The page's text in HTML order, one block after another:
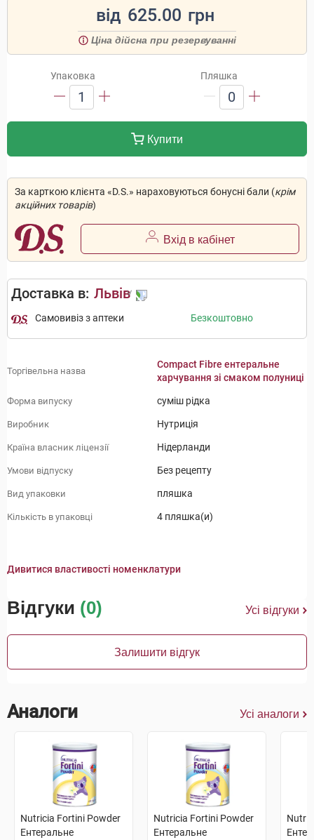
від 625.00 грн
Ціна дійсна при резервуванні
Упаковка
1
Пляшка
0
Купити
За карткою клієнта «D.S.» нараховуються бонусні бали (крім
акційних товарів)
Вхід в кабінет
Доставка в: Львів
Самовивіз з аптеки Безкоштовно
Торгівельна назва
Compact Fibre ентеральне
харчування зі смаком полуниці
Форма випуску суміш рідка
Виробник Нутриція
Країна власник ліцензії Нідерланди
Умови відпуску Без рецепту
Вид упаковки пляшка
Кількість в упаковці 4 пляшка(и)
Дивитися властивості номенклатури
Відгуки (0) Усі відгуки
Залишити відгук
Аналоги Усі аналоги
Nutricia Fortini Powder
Ентеральне
Nutricia Fortini Powder
Ентеральне